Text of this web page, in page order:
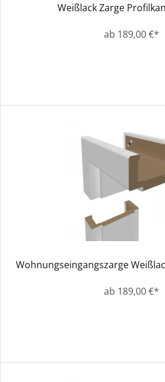
Weißlack Zarge
ab 189,00 €*
Wohnungseingangszarge
ab 189,00 €*